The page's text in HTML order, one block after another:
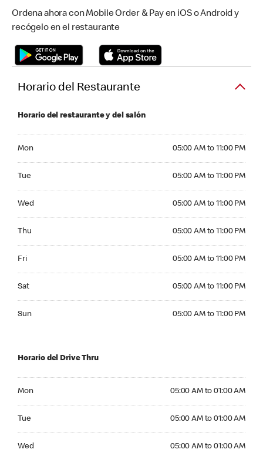
Ordena ahora con Mobile Order & Pay en iOS o Android y
recógelo en el restaurante
Horario del Restaurante
Horario del restaurante y del salón
Mon 05:00 AM to 11:00 PM
Tue 05:00 AM to 11:00 PM
Wed 05:00 AM to 11:00 PM
Thu 05:00 AM to 11:00 PM
Fri 05:00 AM to 11:00 PM
Sat 05:00 AM to 11:00 PM
Sun 05:00 AM to 11:00 PM
Horario del Drive Thru
Mon 05:00 AM to 01:00 AM
Tue 05:00 AM to 01:00 AM
Wed 05:00 AM to 01:00 AM